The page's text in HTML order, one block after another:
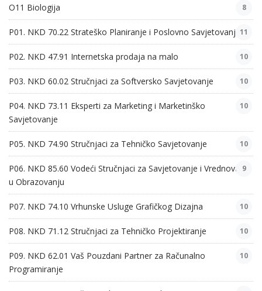
O11 Biologija 8
P01. NKD 70.22 Strateško Planiranje i Poslovno Savjetovanje11
P02. NKD 47.91 Internetska prodaja na malo 10
P03. NKD 60.02 Stručnjaci za Softversko Savjetovanje 10
P04. NKD 73.11 Eksperti za Marketing i Marketinško
Savjetovanje
10
P05. NKD 74.90 Stručnjaci za Tehničko Savjetovanje 10
P06. NKD 85.60 Vodeći Stručnjaci za Savjetovanje i Vrednovanje
u Obrazovanju
9
P07. NKD 74.10 Vrhunske Usluge Grafičkog Dizajna 10
P08. NKD 71.12 Stručnjaci za Tehničko Projektiranje 10
P09. NKD 62.01 Vaš Pouzdani Partner za Računalno
Programiranje
10